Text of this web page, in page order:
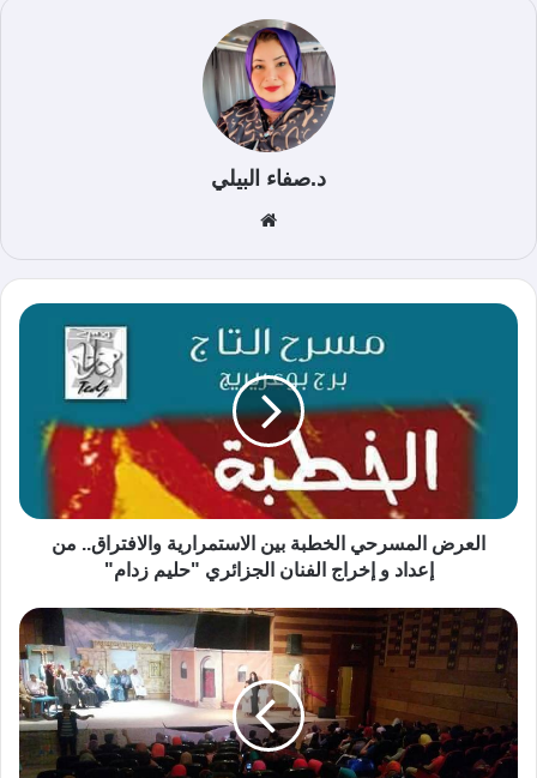
د.صفاء البيلي
الوي
ب
العرض المسرحي الخطبة بين الاستمرارية والافتراق.. من
إعداد و إخراج الفنان الجزائري "حليم زدام"